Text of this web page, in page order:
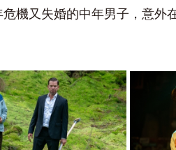
機又失婚的中年男子，意外